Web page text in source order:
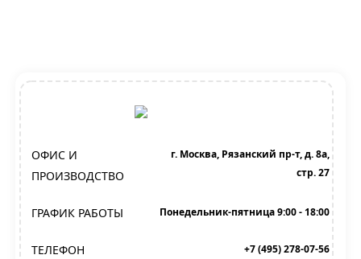
ОФИС И
ПРОИЗВОДСТВО
г. Москва, Рязанский пр-т, д. 8а,
стр. 27
ГРАФИК РАБОТЫ Понедельник-пятница 9:00 - 18:00
ТЕЛЕФОН +7 (495) 278-07-56